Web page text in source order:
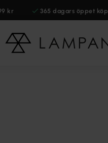
kr 365 dagars öppet köp